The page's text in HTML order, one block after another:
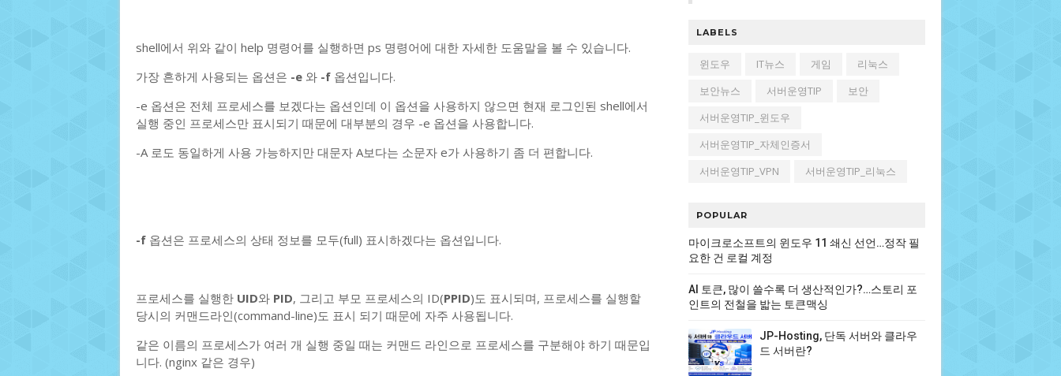
shell에서 위와 같이 help 명령어를 실행하면 ps 명령어에 대한 자세한 도움말을 볼 수 있습니다.
가장 흔하게 사용되는 옵션은 -e 와 -f 옵션입니다.
-e 옵션은 전체 프로세스를 보겠다는 옵션인데 이 옵션을 사용하지 않으면 현재 로그인된 shell에서
실행 중인 프로세스만 표시되기 때문에 대부분의 경우 -e 옵션을 사용합니다.
-A 로도 동일하게 사용 가능하지만 대문자 A보다는 소문자 e가 사용하기 좀 더 편합니다.
-f 옵션은 프로세스의 상태 정보를 모두(full) 표시하겠다는 옵션입니다.
프로세스를 실행한 UID와 PID, 그리고 부모 프로세스의 ID(PPID)도 표시되며, 프로세스를 실행할
당시의 커맨드라인(command-line)도 표시 되기 때문에 자주 사용됩니다.
같은 이름의 프로세스가 여러 개 실행 중일 때는 커맨드 라인으로 프로세스를 구분해야 하기 때문입
니다. (nginx 같은 경우)
LABELS
윈도우 IT뉴스 게임
리눅스
보안뉴스
서버운영TIP
보안
서버운영TIP_윈도우
서버운영TIP_자체인증서
서버운영TIP_VPN
서버운영TIP_리눅스
POPULAR
마이크로소프트의 윈도우 11 쇄신 선언…정작 필
요한 건 로컬 계정
AI 토큰, 많이 쓸수록 더 생산적인가?…스토리 포
인트의 전철을 밟는 토큰맥싱
JP-Hosting, 단독 서버와 클라우
드 서버란?